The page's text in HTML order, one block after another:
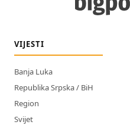
VIJESTI
Banja Luka
Republika Srpska / BiH
Region
Svijet